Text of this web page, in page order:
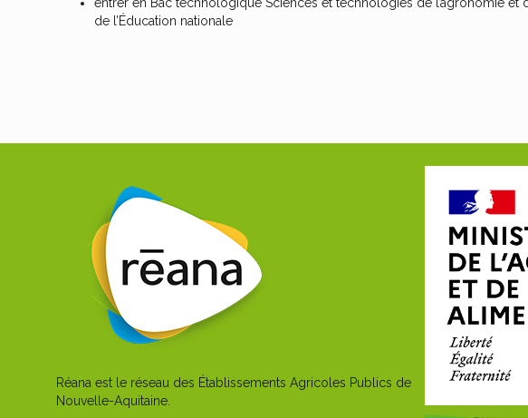
de l’Éducation nationale
Réana est le réseau des Établissements Agricoles Publics de
Nouvelle-Aquitaine.